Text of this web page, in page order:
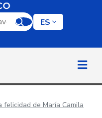
palabra clave
ES
felicidad de María Camila